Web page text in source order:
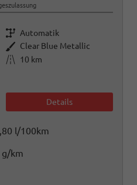
Getriebe Automatik
Außenfarbe Clear Blue Metallic
Kilometerstand
10 km
Details
l/100km
g/km